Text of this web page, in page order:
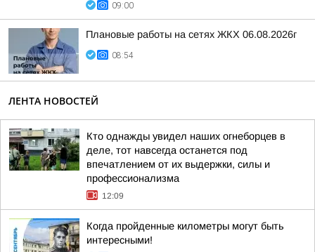
09:00
Плановые работы на сетях ЖКХ 06.08.2026г
08:54
ЛЕНТА НОВОСТЕЙ
Кто однажды увидел наших огнеборцев в
деле, тот навсегда останется под
впечатлением от их выдержки, силы и
профессионализма
12:09
Когда пройденные километры могут быть
интересными!